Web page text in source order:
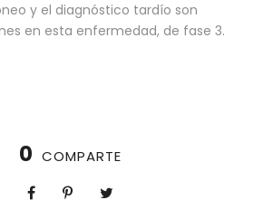
y el diagnóstico tardío son
en esta enfermedad, de fase 3.
0 COMPARTE